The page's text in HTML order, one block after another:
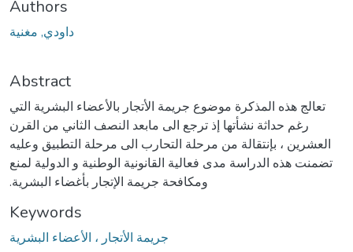
Authors
داودي, مغنية
Abstract
تعالج هذه المذكرة موضوع جريمة الأتجار بالأعضاء البشرية التي
رغم حداثة نشأتها إذ ترجع الى مابعد النصف الثاني من القرن
العشرين ، بإنتقالة من مرحلة التحارب الى مرحلة التطبيق وعليه
تضمنت هذه الدراسة مدى فعالية القانونية الوطنية و الدولية لمنع
.ومكافحة جريمة الإتجار بأغضاء البشرية
Keywords
جريمة الأتجار ، الأعضاء البشرية